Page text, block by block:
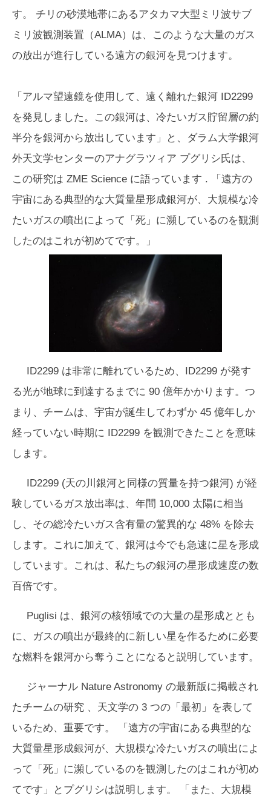
す。 チリの砂漠地帯にあるアタカマ大型ミリ波サブ
ミリ波観測装置（ALMA）は、このような大量のガス
の放出が進行している遠方の銀河を見つけます。
「アルマ望遠鏡を使用して、遠く離れた銀河 ID2299
を発見しました。この銀河は、冷たいガス貯留層の約
半分を銀河から放出しています」と、ダラム大学銀河
外天文学センターのアナグラツィア プグリシ氏は、
この研究は ZME Science に語っています . 「遠方の
宇宙にある典型的な大質量星形成銀河が、大規模な冷
たいガスの噴出によって「死」に瀕しているのを観測
したのはこれが初めてです。」
ID2299 は非常に離れているため、ID2299 が発す
る光が地球に到達するまでに 90 億年かかります。つ
まり、チームは、宇宙が誕生してわずか 45 億年しか
経っていない時期に ID2299 を観測できたことを意味
します。
ID2299 (天の川銀河と同様の質量を持つ銀河) が経
験しているガス放出率は、年間 10,000 太陽に相当
し、その総冷たいガス含有量の驚異的な 48% を除去
します。これに加えて、銀河は今でも急速に星を形成
しています。これは、私たちの銀河の星形成速度の数
百倍です。
Puglisi は、銀河の核領域での大量の星形成ととも
に、ガスの噴出が最終的に新しい星を作るために必要
な燃料を銀河から奪うことになると説明しています。
ジャーナル Nature Astronomy の最新版に掲載され
たチームの研究 、天文学の 3 つの「最初」を表して
いるため、重要です。 「遠方の宇宙にある典型的な
大質量星形成銀河が、大規模な冷たいガスの噴出によ
って「死」に瀕しているのを観測したのはこれが初め
てです」とプグリシは説明します。 「また、大規模